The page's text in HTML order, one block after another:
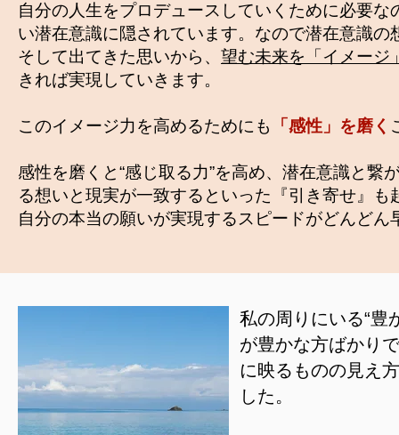
自分の人生をプロデュースしていくために必要な
い潜在意識に隠されています。なので潜在意識
そして出てきた思いから、 望む未来を「イメージ
きれば実現していきます。
このイメージ力を高めるためにも 「感性」を磨く
感性を磨くと“感じ取る力”を高め、潜在意識と
る想いと現実が一致するといった『引き寄せ』も
自分の本当の願いが実現するスピードがどんどん
私の周りにいる“豊
が豊かな方ばかり
に映るものの見え
した。